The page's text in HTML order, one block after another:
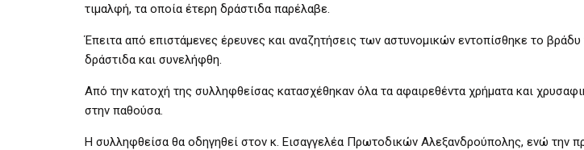
τιμαλφή, τα οποία έτερη δράστιδα παρέλαβε.
Έπειτα από επιστάμενες έρευνες και αναζητήσεις των αστυνομικών εντοπίσθηκε το
δράστιδα και συνελήφθη.
Από την κατοχή της συλληφθείσας κατασχέθηκαν όλα τα αφαιρεθέντα χρήματα και
στην παθούσα.
Η συλληφθείσα θα οδηγηθεί στον κ. Εισαγγελέα Πρωτοδικών Αλεξανδρούπολης, ενώ την